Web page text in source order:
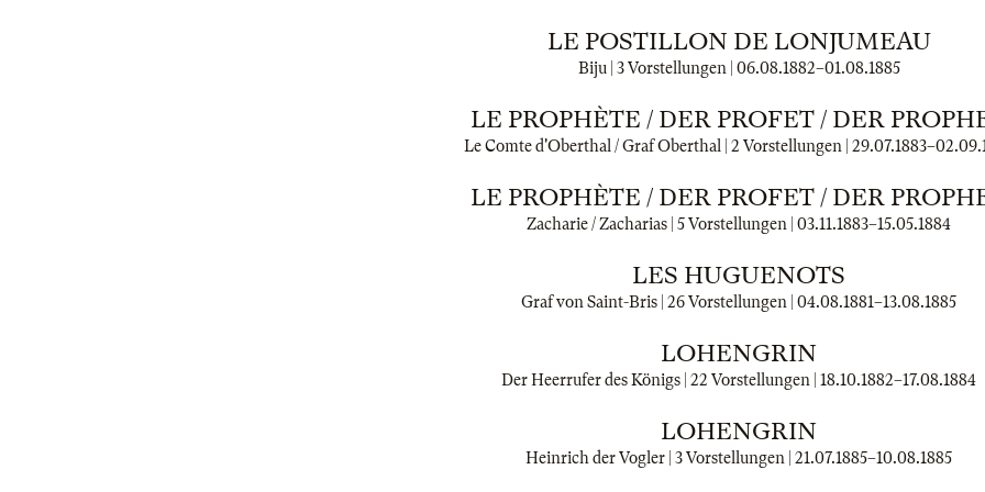
LE POSTILLON DE LONJUMEAU
Biju | 3 Vorstellungen | 06.08.1882–01.08.1885
LE PROPHÈTE / DER PROFET / DER
Le Comte d'Oberthal / Graf Oberthal | 2 Vorstellungen | 29.07.1883–
LE PROPHÈTE / DER PROFET / DER
Zacharie / Zacharias | 5 Vorstellungen | 03.11.1883–15.05.1884
LES HUGUENOTS
Graf von Saint-Bris | 26 Vorstellungen | 04.08.1881–13.08.1885
LOHENGRIN
Der Heerrufer des Königs | 22 Vorstellungen | 18.10.1882–17.08.1884
LOHENGRIN
Heinrich der Vogler | 3 Vorstellungen | 21.07.1885–10.08.1885